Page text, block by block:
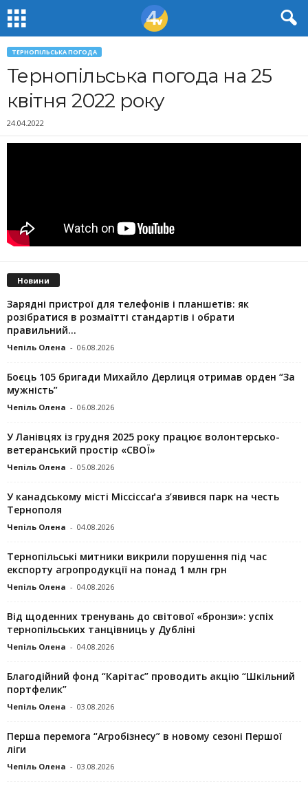
ТЕРНОПІЛЬСЬКА ПОГОДА
Тернопільська погода на 25
квітня 2022 року
24.04.2022
Новини
Зарядні пристрої для телефонів і планшетів: як
розібратися в розмаїтті стандартів і обрати
правильний...
Чепіль Олена - 06.08.2026
Боєць 105 бригади Михайло Дерлиця отримав орден “За
мужність”
Чепіль Олена - 06.08.2026
У Ланівцях із грудня 2025 року працює волонтерсько-
ветеранський простір «СВОЇ»
Чепіль Олена - 05.08.2026
У канадському місті Міссіссаґа з’явився парк на честь
Тернополя
Чепіль Олена - 04.08.2026
Тернопільські митники викрили порушення під час
експорту агропродукції на понад 1 млн грн
Чепіль Олена - 04.08.2026
Від щоденних тренувань до світової «бронзи»: успіх
тернопільських танцівниць у Дубліні
Чепіль Олена - 04.08.2026
Благодійний фонд “Карітас” проводить акцію “Шкільний
портфелик”
Чепіль Олена - 03.08.2026
Перша перемога “Агробізнесу” в новому сезоні Першої
ліги
Чепіль Олена - 03.08.2026